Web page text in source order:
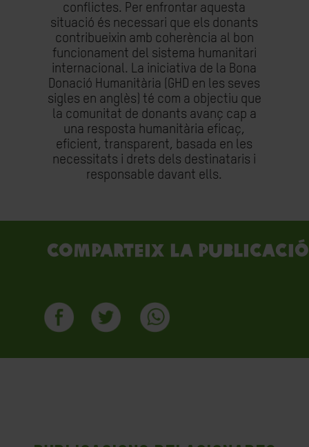
conflictes. Per enfrontar aquesta
situació és necessari que els donants
contribueixin amb coherència al bon
funcionament del sistema humanitari
internacional. La iniciativa de la Bona
Donació Humanitària (GHD en les seves
sigles en anglès) té com a objectiu que
la comunitat de donants avanç cap a
una resposta humanitària eficaç,
eficient, transparent, basada en les
necessitats i drets dels destinataris i
responsable davant ells.
Comparteix la publicació